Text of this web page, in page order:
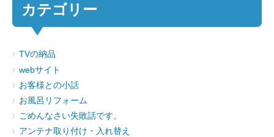
カテゴリー
TVの納品
webサイト
お客様との小話
お風呂リフォーム
ごめんなさい失敗話です。
アンテナ取り付け・入れ替え